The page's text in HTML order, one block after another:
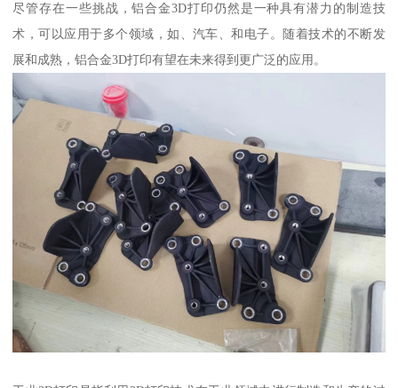
尽管存在一些挑战，铝合金3D打印仍然是一种具有潜力的制造技
术，可以应用于多个领域，如、汽车、和电子。随着技术的不断发
展和成熟，铝合金3D打印有望在未来得到更广泛的应用。